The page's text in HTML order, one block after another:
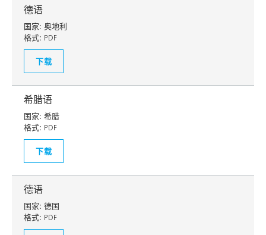
德语
国家: 奥地利
格式: PDF
下载
希腊语
国家: 希腊
格式: PDF
下载
德语
国家: 德国
格式: PDF